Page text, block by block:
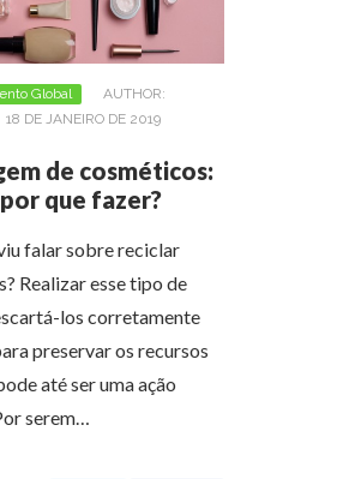
Global
AUTHOR:
18 DE JANEIRO DE 2019
de cosméticos:
que fazer?
falar sobre reciclar
Realizar esse tipo de
los corretamente
preservar os recursos
até ser uma ação
serem…